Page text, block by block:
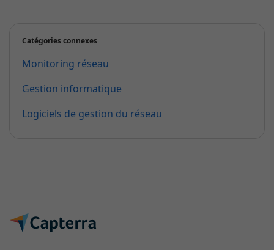
Catégories connexes
Monitoring réseau
Gestion informatique
Logiciels de gestion du réseau